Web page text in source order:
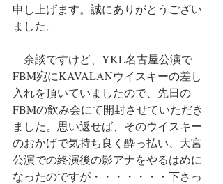
申し上げます。誠にありがとうござい
ました。
余談ですけど、YKL名古屋公演で
FBM宛にKAVALANウイスキーの差し
入れを頂いていましたので、先日の
FBMの飲み会にて開封させていただき
ました。思い返せば、そのウイスキー
のおかげで気持ち良く酔っ払い、大宮
公演での終演後の影アナをやるはめに
なったのですが・・・・・・・下さっ